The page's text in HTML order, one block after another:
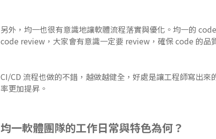
另外，均一也很有意識地讓軟體流程落實與優化。均一的
code review，大家會有意識一定要 review，確保 code 的品
CI/CD 流程也做的不錯，越做越健全，好處是讓工程師寫出
率更加提昇。
均一軟體團隊的工作日常與特色為何？